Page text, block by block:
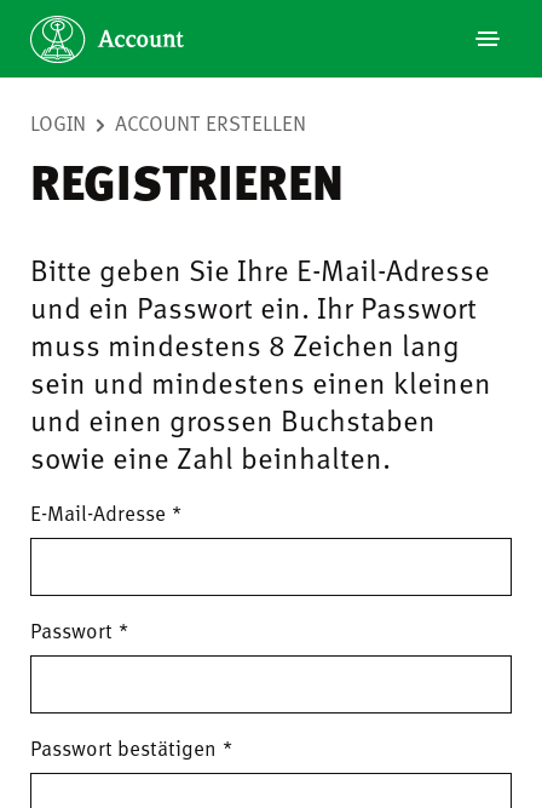
LOGIN ACCOUNT ERSTELLEN
REGISTRIEREN
Bitte geben Sie Ihre E-Mail-Adresse
und ein Passwort ein. Ihr Passwort
muss mindestens 8 Zeichen lang
sein und mindestens einen kleinen
und einen grossen Buchstaben
sowie eine Zahl beinhalten.
E-Mail-Adresse
Passwort
Passwort bestätigen